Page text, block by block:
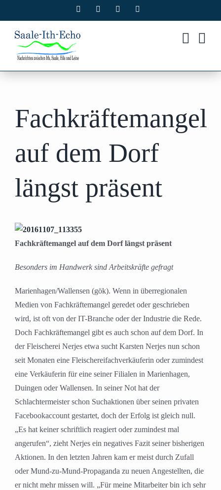
Inhalt
springen
Facebook Instagram
Fachkräftemangel
auf dem Dorf
längst präsent
Fachkräftemangel auf dem Dorf längst präsent
Besonders im Handwerk sind Arbeitskräfte gefragt
Marienhagen/Wallensen (gök). Wenn in überregionalen
Medien von Fachkräftemangel geredet oder geschrieben
wird, ist oft von der IT-Branche oder der Industrie die Rede.
Doch Fachkräftemangel gibt es auch schon auf dem Dorf. In
der Fleischerei Nerjes etwa sucht Karsten Nerjes nun schon
seit Monaten eine Fleischereifachverkäuferin oder zumindest
eine Verkäuferin für eine seiner Filialen in Marienhagen,
Duingen oder Wallensen. In seiner Not hat der
Schlachtermeister schon Suchaktionen über seinen privaten
Facebookaccount gestartet, doch der Erfolg ist gleich null.
„Es hat keiner schriftlich reagiert oder zumindest mal
angerufen“, zieht Nerjes ein negatives Fazit seiner bisherigen
Aktionen. In den letzten Jahren kam er meist durch Zufall
oder Mund-zu-Mund-Propaganda zu neuen Angestellten, die
er nicht mehr missen will. „Für meine Mitarbeiter bin ich sehr